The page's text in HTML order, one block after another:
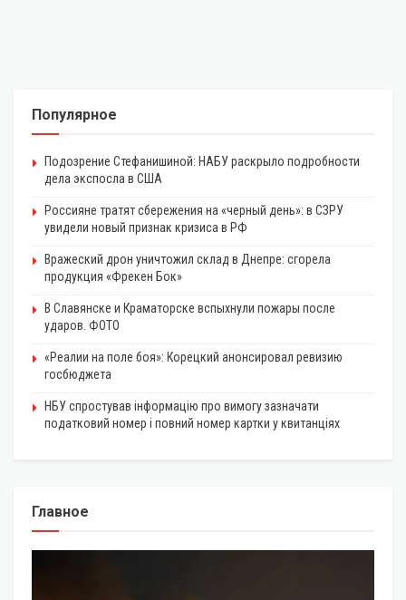
Популярное
Подозрение Стефанишиной: НАБУ раскрыло подробности
дела экспосла в США
Россияне тратят сбережения на «черный день»: в СЗРУ
увидели новый признак кризиса в РФ
Вражеский дрон уничтожил склад в Днепре: сгорела
продукция «Фрекен Бок»
В Славянске и Краматорске вспыхнули пожары после
ударов. ФОТО
«Реалии на поле боя»: Корецкий анонсировал ревизию
госбюджета
НБУ спростував інформацію про вимогу зазначати
податковий номер і повний номер картки у квитанціях
Главное